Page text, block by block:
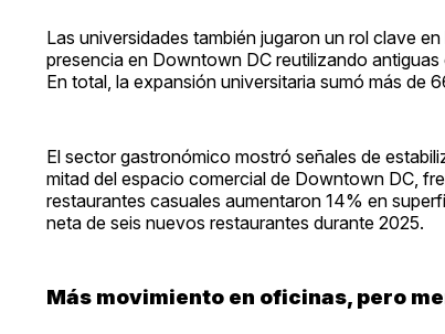
Las universidades también jugaron un rol clave
presencia en Downtown DC reutilizando
En total, la expansión universitaria sumó más de
El sector gastronómico mostró señales de
mitad del espacio comercial de Downtown DC,
restaurantes casuales aumentaron 14% en
neta de seis nuevos restaurantes durante 2025.
Más movimiento en oficinas, pero